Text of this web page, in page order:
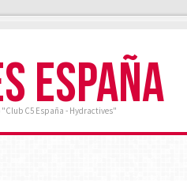
ESPAÑA
C5 España - Hydractives"